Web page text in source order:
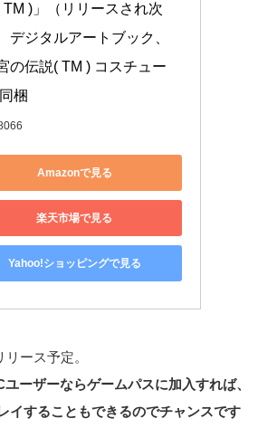
TM )」（リリースされ次
デジタルアートブック、
の伝説( TM ) コスチュー
梱
Amazonで見る
楽天市場で見る
Yahoo!ショッピングで見る
ース予定。
ーザーならゲームパスに加入すれば、
イすることもできるのでチャンスです